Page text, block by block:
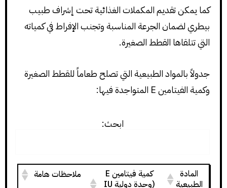
كما يمكن تقديم المكملات الغذائية تحت إشراف طبيب
بيطري لضمان الجرعة المناسبة وتجنب الإفراط في كمياته
التي تتلقاها القطط الصغيرة.
جدولاً بالمواد الطبيعية التي تصلح طعاماً للقطط الصغيرة
وكمية الفيتامين E المتواجدة فيها:
ابحث:
المادة
الطبيعية
كمية فيتامين E
(وحدة دولية IU
ملاحظات هامة